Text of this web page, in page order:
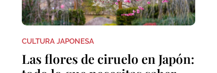
CULTURA JAPONESA
Las flores de ciruelo en Japón: